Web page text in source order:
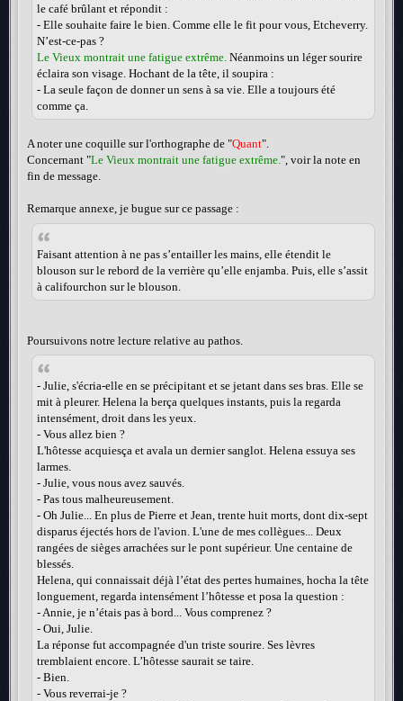
le café brûlant et répondit :
- Elle souhaite faire le bien. Comme elle le fit pour vous, Etcheverry.
N’est-ce-pas ?
Le Vieux montrait une fatigue extrême. Néanmoins un léger sourire
éclaira son visage. Hochant de la tête, il soupira :
- La seule façon de donner un sens à sa vie. Elle a toujours été
comme ça.
A noter une coquille sur l'orthographe de "Quant".
Concernant "Le Vieux montrait une fatigue extrême.", voir la note en
fin de message.
Remarque annexe, je bugue sur ce passage :
Faisant attention à ne pas s’entailler les mains, elle étendit le
blouson sur le rebord de la verrière qu’elle enjamba. Puis, elle s’assit
à califourchon sur le blouson.
Poursuivons notre lecture relative au pathos.
- Julie, s'écria-elle en se précipitant et se jetant dans ses bras. Elle se
mit à pleurer. Helena la berça quelques instants, puis la regarda
intensément, droit dans les yeux.
- Vous allez bien ?
L'hôtesse acquiesça et avala un dernier sanglot. Helena essuya ses
larmes.
- Julie, vous nous avez sauvés.
- Pas tous malheureusement.
- Oh Julie... En plus de Pierre et Jean, trente huit morts, dont dix-sept
disparus éjectés hors de l'avion. L'une de mes collègues... Deux
rangées de sièges arrachées sur le pont supérieur. Une centaine de
blessés.
Helena, qui connaissait déjà l’état des pertes humaines, hocha la tête
longuement, regarda intensément l’hôtesse et posa la question :
- Annie, je n’étais pas à bord... Vous comprenez ?
- Oui, Julie.
La réponse fut accompagnée d'un triste sourire. Ses lèvres
tremblaient encore. L’hôtesse saurait se taire.
- Bien.
- Vous reverrai-je ?